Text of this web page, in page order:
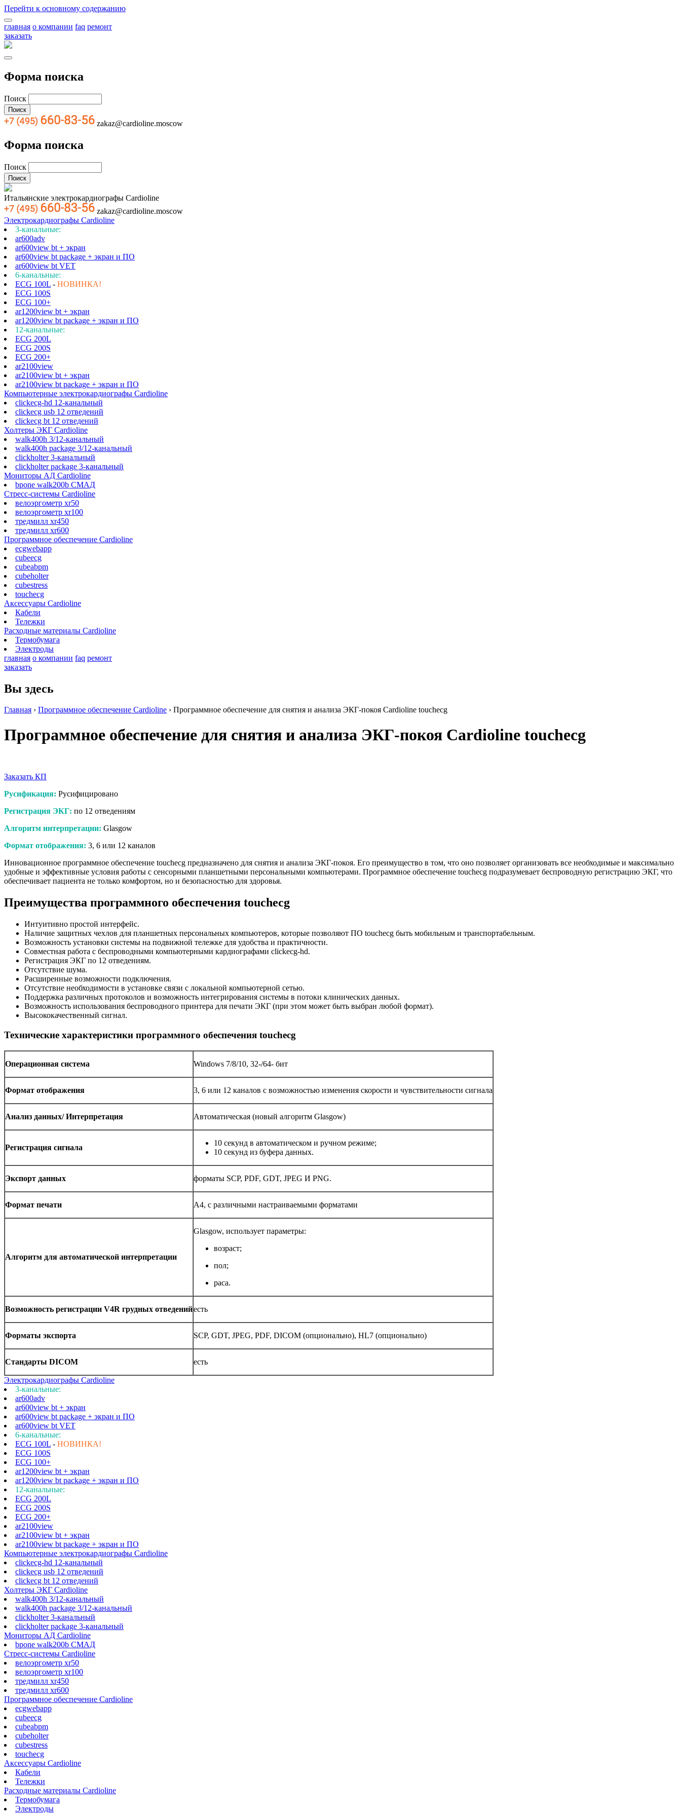
Перейти к основному содержанию
главная о компании faq ремонт
заказать
Форма поиска
Поиск
zakaz@cardioline.moscow
Форма поиска
Поиск
Итальянские электрокардиографы Cardioline
zakaz@cardioline.moscow
Электрокардиографы Cardioline
3-канальные:
ar600adv
ar600view bt + экран
ar600view bt package + экран и ПО
ar600view bt VET
6-канальные:
ECG 100L - НОВИНКА!
ECG 100S
ECG 100+
ar1200view bt + экран
ar1200view bt package + экран и ПО
12-канальные:
ECG 200L
ECG 200S
ECG 200+
ar2100view
ar2100view bt + экран
ar2100view bt package + экран и ПО
Компьютерные электрокардиографы Cardioline
clickecg-hd 12-канальный
clickecg usb 12 отведений
clickecg bt 12 отведений
Холтеры ЭКГ Cardioline
walk400h 3/12-канальный
walk400h package 3/12-канальный
clickholter 3-канальный
clickholter package 3-канальный
Мониторы АД Cardioline
bpone walk200b СМАД
Стресс-системы Cardioline
велоэргометр xr50
велоэргометр xr100
тредмилл xr450
тредмилл xr600
Программное обеспечение Cardioline
ecgwebapp
cubeecg
cubeabpm
cubeholter
cubestress
touchecg
Аксессуары Cardioline
Кабели
Тележки
Расходные материалы Cardioline
Термобумага
Электроды
главная о компании faq ремонт
заказать
Вы здесь
Главная › Программное обеспечение Cardioline › Программное обеспечение для снятия и анализа ЭКГ-покоя Cardioline touchecg
Программное обеспечение для снятия и анализа ЭКГ-покоя Cardioline touchecg
Заказать КП
Русификация: Русифицировано
Регистрация ЭКГ: по 12 отведениям
Алгоритм интерпретации: Glasgow
Формат отображения: 3, 6 или 12 каналов
Инновационное программное обеспечение touchecg предназначено для снятия и анализа ЭКГ-покоя. Его преимущество в том, что оно позволяет организовать все необходимые и максимально
удобные и эффективные условия работы с сенсорными планшетными персональными компьютерами. Программное обеспечение touchecg подразумевает беспроводную регистрацию ЭКГ, что
обеспечивает пациента не только комфортом, но и безопасностью для здоровья.
Преимущества программного обеспечения touchecg
Интуитивно простой интерфейс.
Наличие защитных чехлов для планшетных персональных компьютеров, которые позволяют ПО touchecg быть мобильным и транспортабельным.
Возможность установки системы на подвижной тележке для удобства и практичности.
Совместная работа с беспроводными компьютерными кардиографами clickecg-hd.
Регистрация ЭКГ по 12 отведениям.
Отсутствие шума.
Расширенные возможности подключения.
Отсутствие необходимости в установке связи с локальной компьютерной сетью.
Поддержка различных протоколов и возможность интегрирования системы в потоки клинических данных.
Возможность использования беспроводного принтера для печати ЭКГ (при этом может быть выбран любой формат).
Высококачественный сигнал.
Технические характеристики программного обеспечения touchecg
Операционная система Windows 7/8/10, 32-/64- бит
Формат отображения 3, 6 или 12 каналов с возможностью изменения скорости и чувствительности сигнала
Анализ данных/ Интерпретация Автоматическая (новый алгоритм Glasgow)
Регистрация сигнала
10 секунд в автоматическом и ручном режиме;
10 секунд из буфера данных.
Экспорт данных форматы SCP, PDF, GDT, JPEG И PNG.
Формат печати А4, с различными настраиваемыми форматами
Алгоритм для автоматической интерпретации
Glasgow, использует параметры:
возраст;
пол;
раса.
Возможность регистрации V4R грудных отведенийесть
Форматы экспорта SCP, GDT, JPEG, PDF, DICOM (опционально), HL7 (опционально)
Стандарты DICOM есть
Электрокардиографы Cardioline
3-канальные:
ar600adv
ar600view bt + экран
ar600view bt package + экран и ПО
ar600view bt VET
6-канальные:
ECG 100L - НОВИНКА!
ECG 100S
ECG 100+
ar1200view bt + экран
ar1200view bt package + экран и ПО
12-канальные:
ECG 200L
ECG 200S
ECG 200+
ar2100view
ar2100view bt + экран
ar2100view bt package + экран и ПО
Компьютерные электрокардиографы Cardioline
clickecg-hd 12-канальный
clickecg usb 12 отведений
clickecg bt 12 отведений
Холтеры ЭКГ Cardioline
walk400h 3/12-канальный
walk400h package 3/12-канальный
clickholter 3-канальный
clickholter package 3-канальный
Мониторы АД Cardioline
bpone walk200b СМАД
Стресс-системы Cardioline
велоэргометр xr50
велоэргометр xr100
тредмилл xr450
тредмилл xr600
Программное обеспечение Cardioline
ecgwebapp
cubeecg
cubeabpm
cubeholter
cubestress
touchecg
Аксессуары Cardioline
Кабели
Тележки
Расходные материалы Cardioline
Термобумага
Электроды